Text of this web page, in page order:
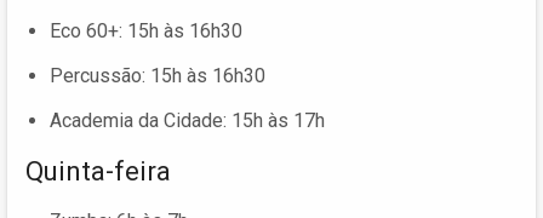
Eco 60+: 15h às 16h30
Percussão: 15h às 16h30
Academia da Cidade: 15h às 17h
Quinta-feira